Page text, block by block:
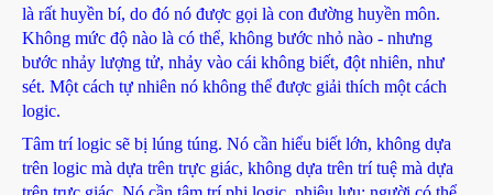
là rất huyền bí, do đó nó được gọi là con đường huyền môn.
Không mức độ nào là có thể, không bước nhỏ nào - nhưng
bước nhảy lượng tử, nhảy vào cái không biết, đột nhiên, như
sét. Một cách tự nhiên nó không thể được giải thích một cách
logic.
Tâm trí logic sẽ bị lúng túng. Nó cần hiểu biết lớn, không dựa
trên logic mà dựa trên trực giác, không dựa trên trí tuệ mà dựa